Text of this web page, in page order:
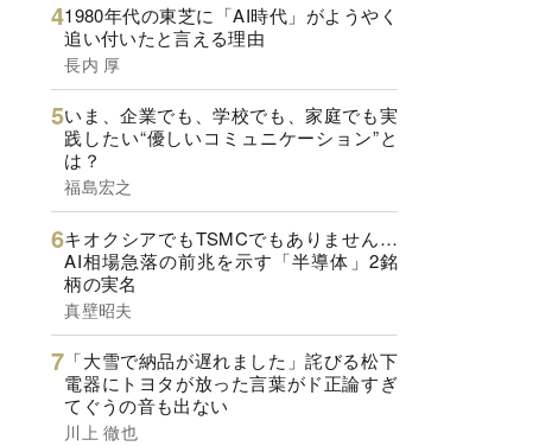
1980年代の東芝に「AI時代」がようやく
追い付いたと言える理由
長内 厚
いま、企業でも、学校でも、家庭でも実
践したい“優しいコミュニケーション”と
は？
福島宏之
キオクシアでもTSMCでもありません…
AI相場急落の前兆を示す「半導体」2銘
柄の実名
真壁昭夫
「大雪で納品が遅れました」詫びる松下
電器にトヨタが放った言葉がド正論すぎ
てぐうの音も出ない
川上 徹也